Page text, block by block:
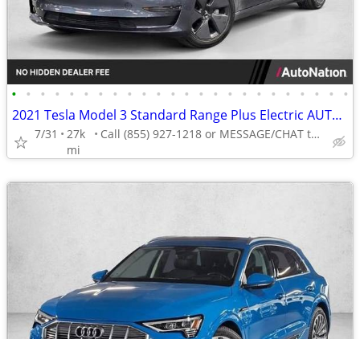
• • • • • • • • • • • • • • • • • • • • • • • •
2021 Tesla Model 3 Standard Range Plus Electric AUTONATION
7/31
27k
mi
Call (855) 927-1218 or MESSAGE/CHAT to confirm availability